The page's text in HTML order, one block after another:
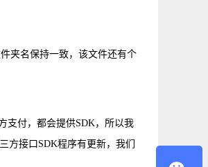
夹名保持一致，该文件还有个
支付，都会提供SDK，所以我
方接口SDK程序有更新，我们